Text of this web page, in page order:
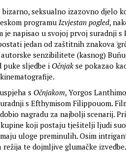
bizarno, seksualno izazovno djelo
programu Izvjestan pogled,
je napisao u svojoj prvoj suradnji
jedan od zaštitnih znakova
senzibilitete (kasnog)
puke sljedbe i Očnjak se pokazao
s Očnjakom, Yorgos
s Efthymisom Filippouom.
nagradu za najbolji scenarij.
koji postaju tješitelji ljudi
uloge preminulih. Osim
te dojmljive glumačke izvedbe.